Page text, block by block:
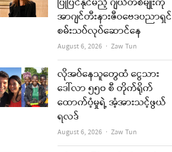
o
g
m
b
e
အာဂျင်တီးနားဇီဝဗေဒပညာရှင်
စမ်းသပ်လုပ်ဆောင်နေ
August 6, 2026 Author
Zaw Tun
လိုအပ်နေသူတွေထံ ငွေသား
ဒေါ်လာ ၅၅၀ စီ တိုက်ရိုက်
ထောက်ပံ့မှုရဲ့ အံ့အားသင့်ဖွယ်
ရလဒ်
August 6, 2026 Author
Zaw Tun